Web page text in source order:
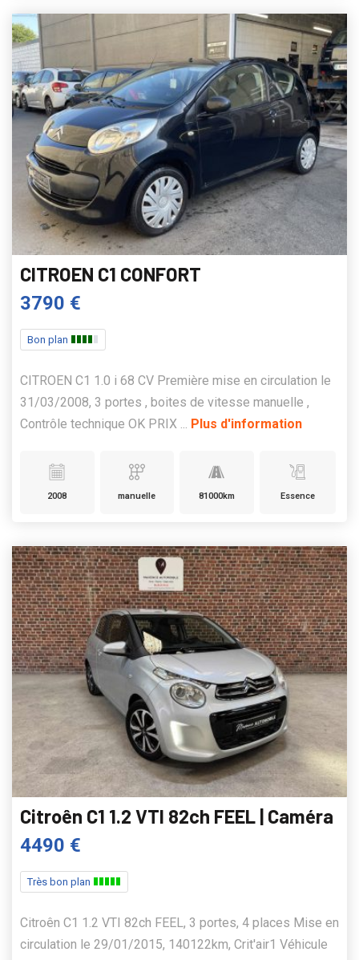
CITROEN C1 CONFORT
3790 €
Bon plan
CITROEN C1 1.0 i 68 CV Première mise en circulation le
31/03/2008, 3 portes , boites de vitesse manuelle ,
Contrôle technique OK PRIX ... Plus d'information
2008 manuelle 81000km Essence
Citroên C1 1.2 VTI 82ch FEEL | Caméra
4490 €
Très bon plan
Citroên C1 1.2 VTI 82ch FEEL, 3 portes, 4 places Mise en
circulation le 29/01/2015, 140122km, Crit'air1 Véhicule